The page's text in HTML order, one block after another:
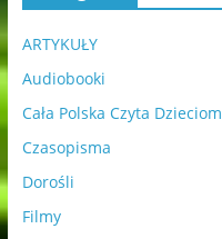
ARTYKUŁY
Audiobooki
Cała Polska Czyta Dzieciom
Czasopisma
Dorośli
Filmy